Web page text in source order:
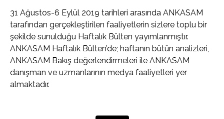
31 Ağustos-6 Eylül 2019 tarihleri arasında ANKASAM
tarafından gerçekleştirilen faaliyetlerin sizlere toplu bir
şekilde sunulduğu Haftalık Bülten yayımlanmıştır.
ANKASAM Haftalık Bülten’de; haftanın bütün analizleri,
ANKASAM Bakış değerlendirmeleri ile ANKASAM
danışman ve uzmanlarının medya faaliyetleri yer
almaktadır.